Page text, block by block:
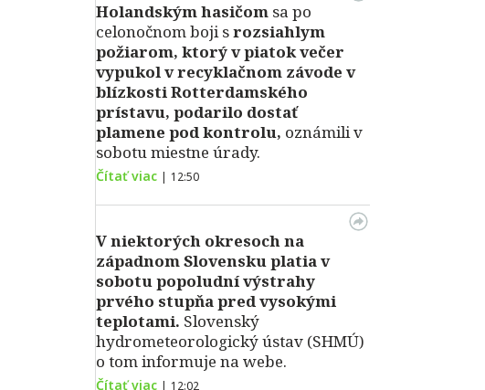
Holandským hasičom sa po
celonočnom boji srozsiahlym
požiarom, ktorý v piatok večer
vypukol v recyklačnom závode v
blízkosti Rotterdamského
prístavu, podarilo dostať
plamene pod kontrolu, oznámili v
sobotu miestne úrady.
Čítať viac | 12:50
V niektorých okresoch na
západnom Slovensku platia v
sobotu popoludní výstrahy
prvého stupňa pred vysokými
teplotami. Slovenský
hydrometeorologický ústav (SHMÚ)
o tom informuje na webe.
Čítať viac | 12:02